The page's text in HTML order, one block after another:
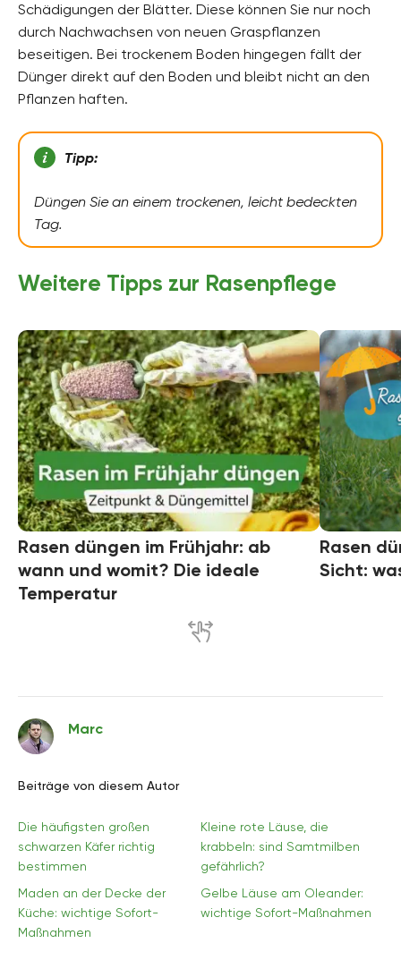
Schädigungen der Blätter. Diese können Sie nur noch
durch Nachwachsen von neuen Graspflanzen
beseitigen. Bei trockenem Boden hingegen fällt der
Dünger direkt auf den Boden und bleibt nicht an den
Pflanzen haften.
Tipp:
Düngen Sie an einem trockenen, leicht bedeckten
Tag.
Weitere Tipps zur Rasenpflege
Rasen düngen im Frühjahr: ab
wann und womit? Die ideale
Temperatur
Rasen
Sicht:
Marc
Beiträge von diesem Autor
Die häufigsten großen
schwarzen Käfer richtig
bestimmen
Kleine rote Läuse, die
krabbeln: sind Samtmilben
gefährlich?
Maden an der Decke der
Küche: wichtige Sofort-
Maßnahmen
Gelbe Läuse am Oleander:
wichtige Sofort-Maßnahmen